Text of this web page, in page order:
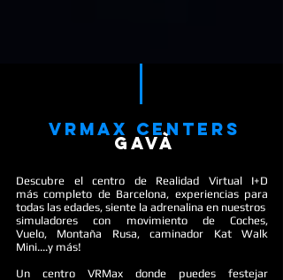
vrmax centers
GAVà
Descubre el centro de Realidad Virtual I+D
más completo de Barcelona, experiencias para
todas las edades, siente la adrenalina en nuestros
simuladores con movimiento de Coches,
Vuelo, Montaña Rusa, caminador Kat Walk
Mini....y más!
Un centro VRMax donde puedes festejar